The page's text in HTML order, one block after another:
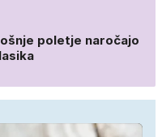
poletje naročajo